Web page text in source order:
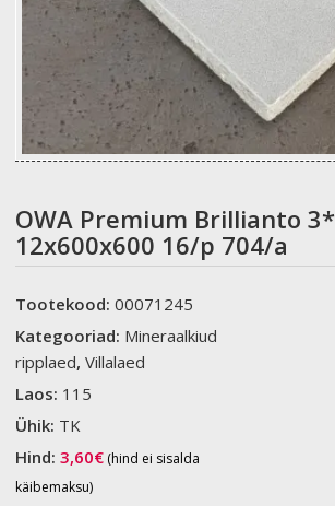
OWA Premium Brillianto 3*
12x600x600 16/p 704/a
Tootekood:00071245
Kategooriad: Mineraalkiud
ripplaed,Villalaed
Laos: 115
Ühik: TK
Hind:3,60€ (hind ei sisalda
käibemaksu)